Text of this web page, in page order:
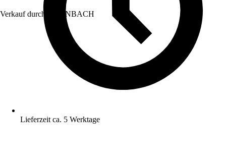
Verkauf durch: HORNBACH
Lieferzeit ca. 5 Werktage